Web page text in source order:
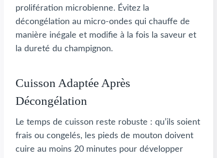
prolifération microbienne. Évitez la
décongélation au micro-ondes qui chauffe de
manière inégale et modifie à la fois la saveur et
la dureté du champignon.
Cuisson Adaptée Après
Décongélation
Le temps de cuisson reste robuste : qu’ils soient
frais ou congelés, les pieds de mouton doivent
cuire au moins 20 minutes pour développer